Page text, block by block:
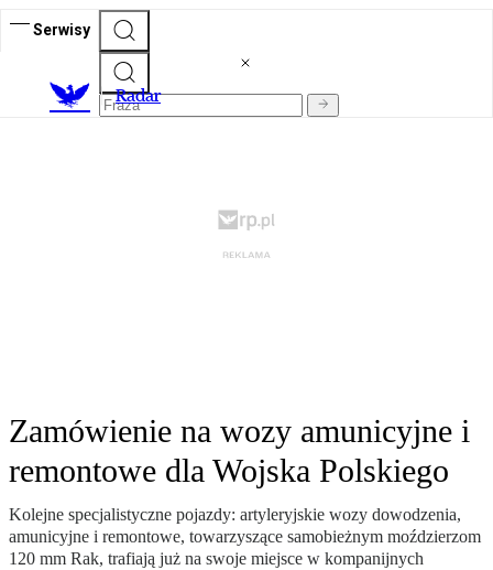
Serwisy
Radar
Zamówienie na wozy amunicyjne i
remontowe dla Wojska Polskiego
Kolejne specjalistyczne pojazdy: artyleryjskie wozy dowodzenia,
amunicyjne i remontowe, towarzyszące samobieżnym moździerzom
120 mm Rak, trafiają już na swoje miejsce w kompanijnych